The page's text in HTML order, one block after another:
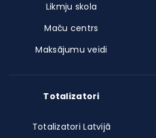
Likmju skola
Maču centrs
Maksājumu veidi
Totalizatori
Totalizatori Latvijā